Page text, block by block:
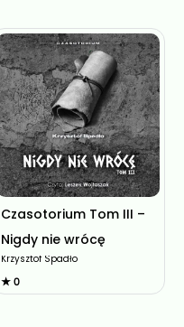
Czasotorium Tom III –
Nigdy nie wrócę
Krzysztof Spadło
★ 0